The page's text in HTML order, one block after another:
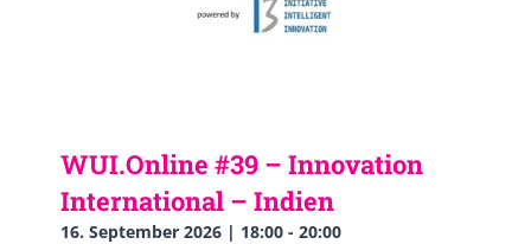
WUI.Online #39 – Innovation
International – Indien
16. September 2026 | 18:00 - 20:00